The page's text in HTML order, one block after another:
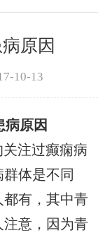
原因
10-13
病原因
注过癫痫病
体是不同
都有，其中青
注意，因为青